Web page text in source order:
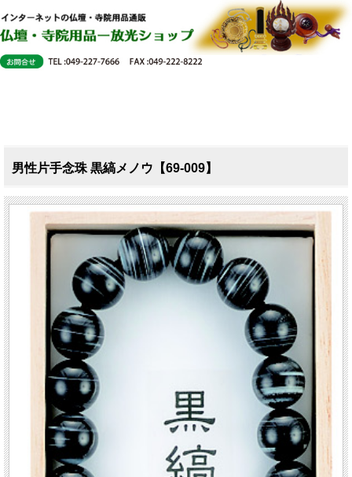
男性片手念珠 黒縞メノウ【69-009】